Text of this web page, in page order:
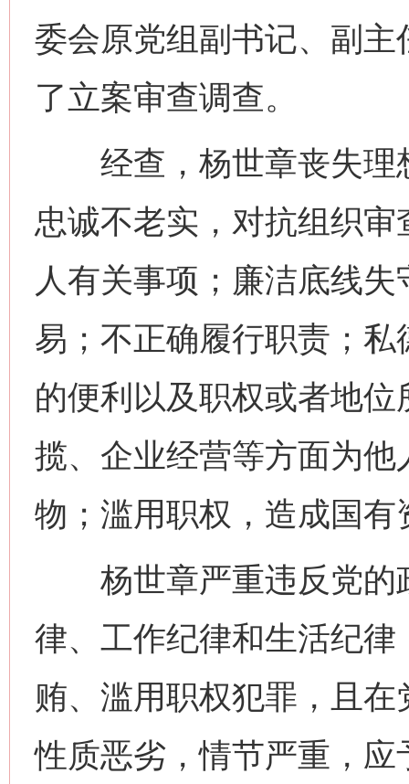
委会原党组副书记、副
了立案审查调查。
经查，杨世章丧失理
忠诚不老实，对抗组织
人有关事项；廉洁底线
易；不正确履行职责；
的便利以及职权或者地
揽、企业经营等方面为
物；滥用职权，造成国有
杨世章严重违反党的
律、工作纪律和生活纪
贿、滥用职权犯罪，且
性质恶劣，情节严重，